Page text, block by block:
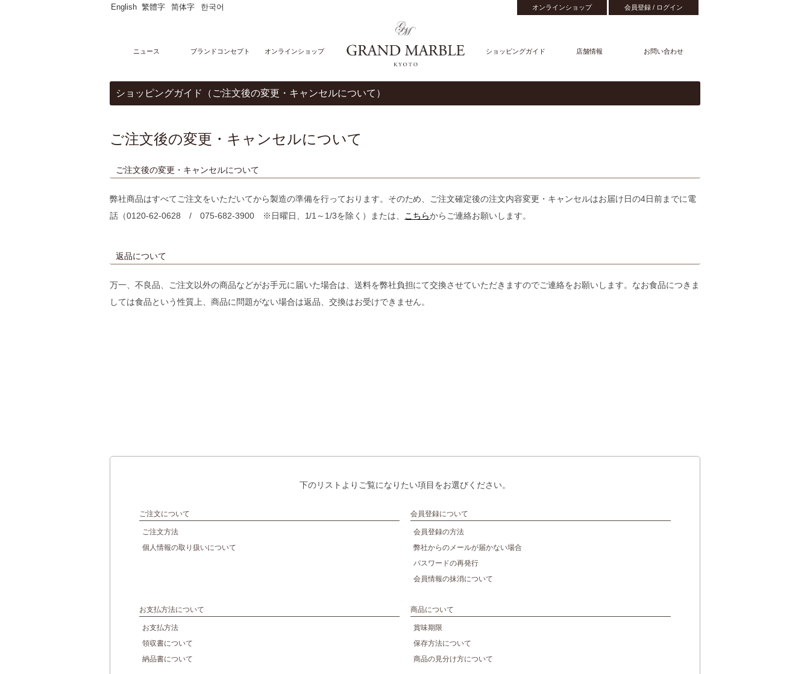
English 繁體字 简体字 한국어 オンラインショップ 会員登録 / ログイン
ニュース ブランドコンセプト オンラインショップ ショッピングガイド 店舗情報 お問い合わせ
オンラインストア
マーブルデニッシュ
マーブルデニッシュ２本３本セット
マーブルクルート
出産内祝い
ご購入サポート
ショッピングガイド
贈り物豆知識
グランマーブル ファクトリー店
直営店のご案内
ギャラリーPARC
グランマーブルについて
ショッピングガイド（ご注文後の変更・キャンセルについて）
ご注文後の変更・キャンセルについて
ご注文後の変更・キャンセルについて
弊社商品はすべてご注文をいただいてから製造の準備を行っております。そのため、ご注文確定後の注文内容変更・キャンセルはお届け日の4日前までに電
話（0120-62-0628 / 075-682-3900 ※日曜日、1/1～1/3を除く）または、
こちらからご連絡お願いします。
返品について
万一、不良品、ご注文以外の商品などがお手元に届いた場合は、送料を弊社負担にて交換させていただきますのでご連絡をお願いします。なお食品につきま
しては食品という性質上、商品に問題がない場合は返品、交換はお受けできません。
下のリストよりご覧になりたい項目をお選びください。
ご注文について
ご注文方法
個人情報の取り扱いについて
会員登録について
会員登録の方法
弊社からのメールが届かない場合
パスワードの再発行
会員情報の抹消について
お支払方法について
お支払方法
領収書について
納品書について
商品について
賞味期限
保存方法について
商品の見分け方について